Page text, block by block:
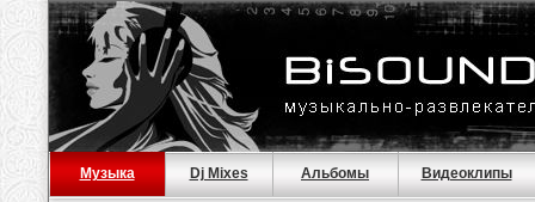
Музыка Dj Mixes Альбомы Видеоклипы